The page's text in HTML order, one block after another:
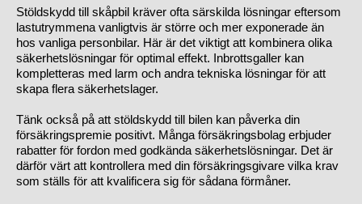
Stöldskydd till skåpbil kräver ofta särskilda lösningar eftersom
lastutrymmena vanligtvis är större och mer exponerade än
hos vanliga personbilar. Här är det viktigt att kombinera olika
säkerhetslösningar för optimal effekt. Inbrottsgaller kan
kompletteras med larm och andra tekniska lösningar för att
skapa flera säkerhetslager.
Tänk också på att stöldskydd till bilen kan påverka din
försäkringspremie positivt. Många försäkringsbolag erbjuder
rabatter för fordon med godkända säkerhetslösningar. Det är
därför värt att kontrollera med din försäkringsgivare vilka krav
som ställs för att kvalificera sig för sådana förmåner.